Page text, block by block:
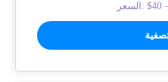
السعر: $40